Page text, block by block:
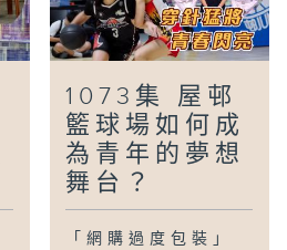
1073集 屋邨
籃球場如何成
為青年的夢想
舞台？
「網購過度包裝」